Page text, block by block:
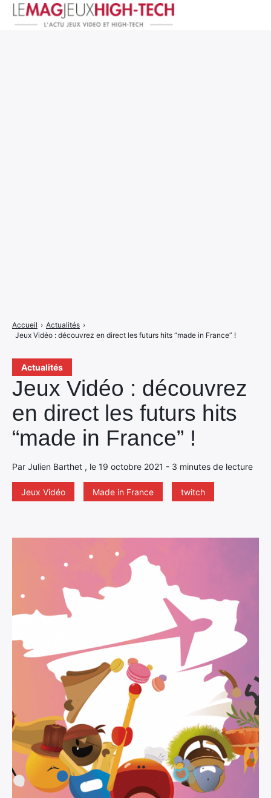
Actualités
Jeux Vidéo : découvrez
en direct les futurs hits
“made in France” !
Par Julien Barthet , le 19 octobre 2021 - 3 minutes de lecture
Jeux Vidéo Made in France twitch
Accueil › Actualités ›
Jeux Vidéo : découvrez en direct les futurs hits “made in France” !